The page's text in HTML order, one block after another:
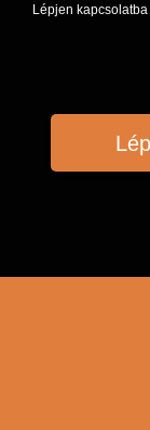
Lépjen